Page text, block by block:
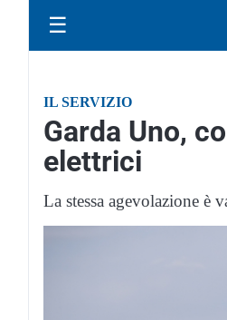
☰
IL SERVIZIO
Garda Uno,
elettrici
La stessa agevolazione è